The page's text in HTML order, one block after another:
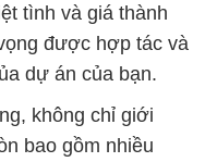
tình và giá thành
được hợp tác và
dự án của bạn.
không chỉ giới
bao gồm nhiều